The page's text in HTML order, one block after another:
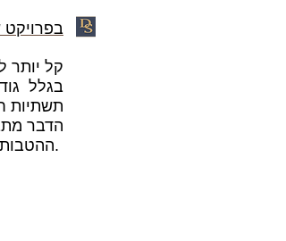
בגלל
תשתיות
הדבר
ההטבות אשר קיימות במגורים בבניין חדש.